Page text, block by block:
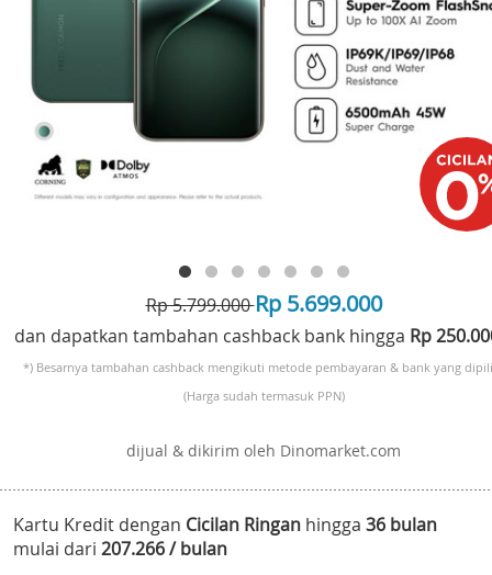
Rp 5.799.000Rp 5.699.000
dan dapatkan tambahan cashback bank hingga Rp
*) Besarnya tambahan cashback mengikuti metode pembayaran & bank yang
(Harga sudah termasuk PPN)
dijual & dikirim oleh Dinomarket.com
Kartu Kredit dengan Cicilan Ringan hingga 36 bulan
mulai dari 207.266 / bulan